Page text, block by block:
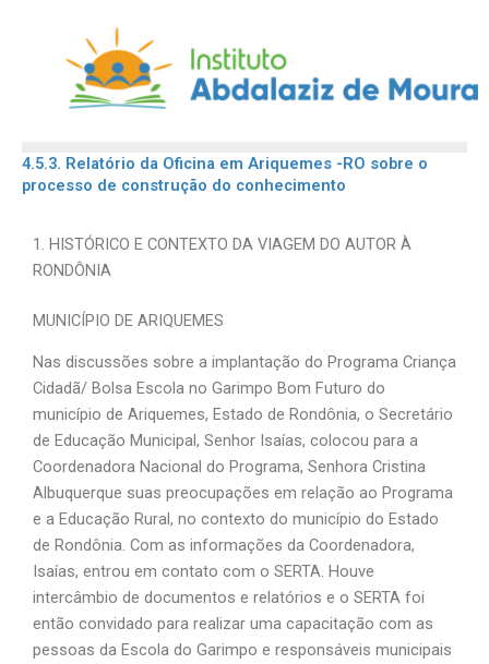
4.5.3. Relatório da Oficina em Ariquemes -RO sobre o
processo de construção do conhecimento
1. HISTÓRICO E CONTEXTO DA VIAGEM DO AUTOR À
RONDÔNIA
MUNICÍPIO DE ARIQUEMES
Nas discussões sobre a implantação do Programa Criança
Cidadã/ Bolsa Escola no Garimpo Bom Futuro do
município de Ariquemes, Estado de Rondônia, o Secretário
de Educação Municipal, Senhor Isaías, colocou para a
Coordenadora Nacional do Programa, Senhora Cristina
Albuquerque suas preocupações em relação ao Programa
e a Educação Rural, no contexto do município do Estado
de Rondônia. Com as informações da Coordenadora,
Isaías, entrou em contato com o SERTA. Houve
intercâmbio de documentos e relatórios e o SERTA foi
então convidado para realizar uma capacitação com as
pessoas da Escola do Garimpo e responsáveis municipais